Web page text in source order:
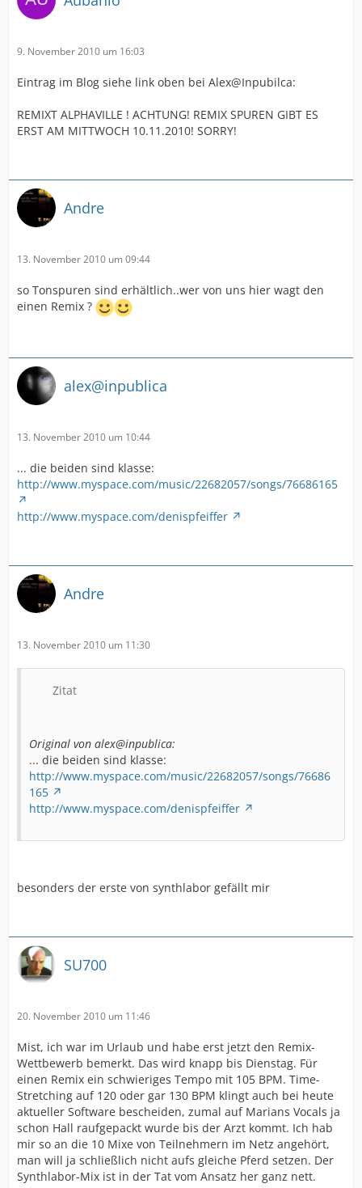
9. November 2010 um 16:03
Eintrag im Blog siehe link oben bei Alex@Inpubilca:
REMIXT ALPHAVILLE ! ACHTUNG! REMIX SPUREN GIBT ES
ERST AM MITTWOCH 10.11.2010! SORRY!
Andre
13. November 2010 um 09:44
so Tonspuren sind erhältlich..wer von uns hier wagt den
einen Remix ?
alex@inpublica
13. November 2010 um 10:44
... die beiden sind klasse:
http://www.myspace.com/music/22682057/songs/76686165
http://www.myspace.com/denispfeiffer
Andre
13. November 2010 um 11:30
Zitat
Original von alex@inpublica:
... die beiden sind klasse:
http://www.myspace.com/music/22682057/songs/76686
165
http://www.myspace.com/denispfeiffer
besonders der erste von synthlabor gefällt mir
SU700
20. November 2010 um 11:46
Mist, ich war im Urlaub und habe erst jetzt den Remix-
Wettbewerb bemerkt. Das wird knapp bis Dienstag. Für
einen Remix ein schwieriges Tempo mit 105 BPM. Time-
Stretching auf 120 oder gar 130 BPM klingt auch bei heute
aktueller Software bescheiden, zumal auf Marians Vocals ja
schon Hall raufgepackt wurde bis der Arzt kommt. Ich hab
mir so an die 10 Mixe von Teilnehmern im Netz angehört,
man will ja schließlich nicht aufs gleiche Pferd setzen. Der
Synthlabor-Mix ist in der Tat vom Ansatz her ganz nett.